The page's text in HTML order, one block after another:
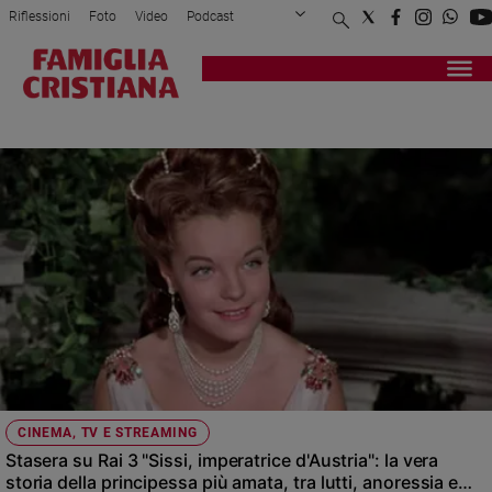
Attualità
Politica
Mondo
Economia
Legalità
e
giustizia
Sport
Interviste
Papa
Papa
Riflessioni Foto Video Podcast
Privacy Policy Chi siamo
Registrati Redazione
CINEMA, TV E STREAMING
Stasera su Rai 3 "Sissi, imperatrice d'Austria": la vera
storia della principessa più amata, tra lutti, anoressia e